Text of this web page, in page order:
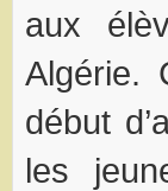
aux
Algérie.
début
les